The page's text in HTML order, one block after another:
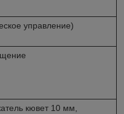
управление)
кювет 10 мм,